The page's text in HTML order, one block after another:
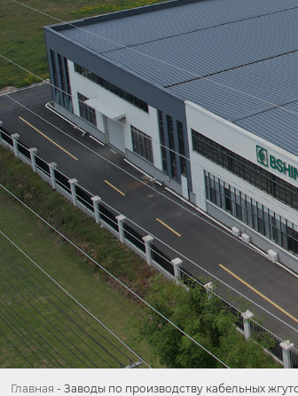
Главная - Заводы по производству кабельных